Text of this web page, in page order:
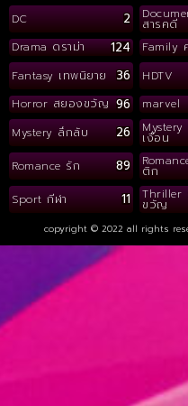
DC 2 สารคดี
Drama ดราม่า 124 Family
Fantasy เทพนิยาย 36 HDTV
Horror สยองขวัญ 96 marvel
Mystery ลึกลับ 26 เงื่อน
Romance รัก 89 ติก
Sport กีฬา 11 Thriller
ขวัญ
copyright © 2022 all rights